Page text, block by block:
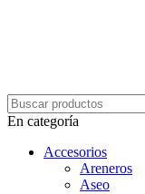
En categoría
Accesorios
Areneros
Aseo